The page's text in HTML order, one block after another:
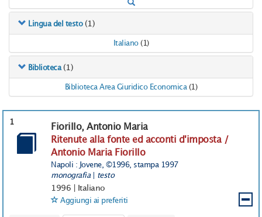
Lingua del testo (1)
Italiano (1)
Biblioteca (1)
Biblioteca Area Giuridico Economica (1)
1
Fiorillo, Antonio Maria
Ritenute alla fonte ed acconti d'imposta /
Antonio Maria Fiorillo
Napoli : Jovene, ©1996, stampa 1997
monografia| testo
1996 Italiano
Aggiungi ai preferiti